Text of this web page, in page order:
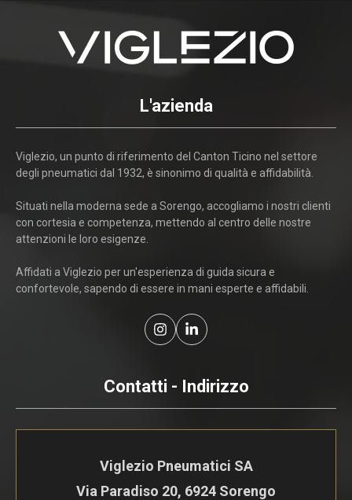
L'azienda
Viglezio, un punto di riferimento del Canton Ticino nel settore
degli pneumatici dal 1932, è sinonimo di qualità e affidabilità.
Situati nella moderna sede a Sorengo, accogliamo i nostri clienti
con cortesia e competenza, mettendo al centro delle nostre
attenzioni le loro esigenze.
Affidati a Viglezio per un'esperienza di guida sicura e
confortevole, sapendo di essere in mani esperte e affidabili.
Contatti - Indirizzo
Viglezio Pneumatici SA
Via Paradiso 20, 6924 Sorengo